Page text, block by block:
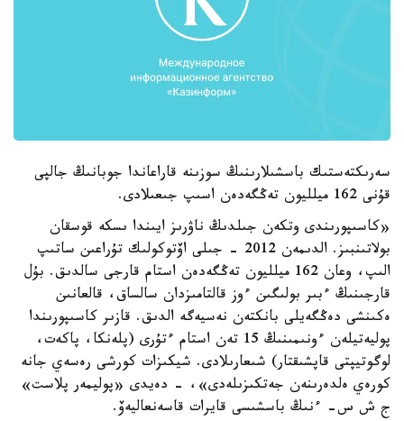
سەرىكتەستىك باسشىلارىنىڭ سوزىنە قاراعاندا جوبانىڭ جالپى
قۇنى 162 ميلليون تەڭگەدەن اسىپ جىعىلادى.
«كاسىپورىندى وتكەن جىلدىڭ ناۋرىز ايىندا ىسكە قوسقان
بولاتىنبىز. الدىمەن 2012 - جىلى اۆتوكولىك تۇراعىن ساتىپ
الىپ، وعان 162 ميلليون تەڭگەدەن استام قارجى سالدىق. بۇل
قارجىنىڭ ءبىر بولىگىن ءوز قالتامىزدان سالساق، قالعانىن
ەكىنشى دەڭگەيلى بانكتەن نەسيەگە الدىق. قازىر كاسىپورىندا
پوليەتيلەن ءونىمىنىڭ 15 تەن استام ءتۇرى (پلەنكا، پاكەت،
لوگوتيپتى قاپشىقتار) شىعارىلادى. شيكىزات كورشى رەسەي جانە
كورەي ەلدەرىنەن جەتكىزىلەدى»، - دەيدى «پوليمەر پلاست»
ج ش س- ءنىڭ باسشىسى قايرات قاسەنعاليەۆ.